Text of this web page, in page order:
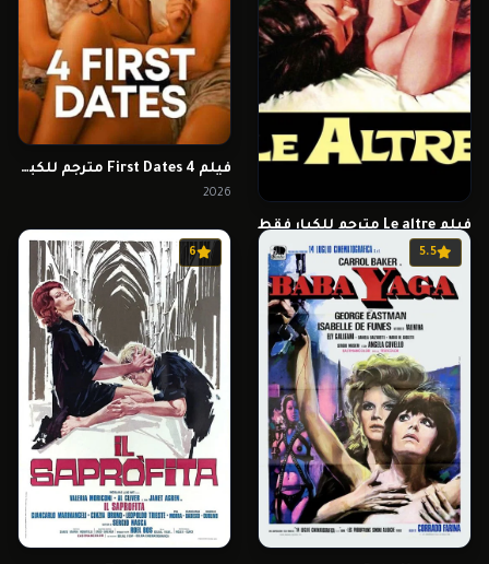
فيلم Le altre مترجم للكبار فقط
1969
فيلم 4 First Dates مترجم للكبار فقط
2026
5.5
6